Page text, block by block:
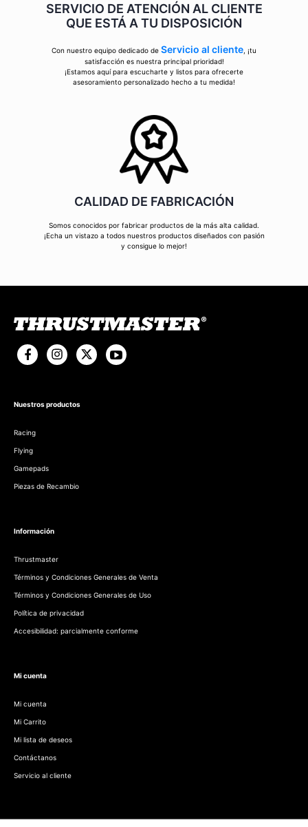
SERVICIO DE ATENCIÓN AL CLIENTE
QUE ESTÁ A TU DISPOSICIÓN
Con nuestro equipo dedicado de Servicio al cliente , ¡tu
satisfacción es nuestra principal prioridad!
¡Estamos aquí para escucharte y listos para ofrecerte
asesoramiento personalizado hecho a tu medida!
CALIDAD DE FABRICACIÓN
Somos conocidos por fabricar productos de la más alta calidad.
¡Echa un vistazo a todos nuestros productos diseñados con pasión
y consigue lo mejor!
Nuestros productos
Racing
Flying
Gamepads
Piezas de Recambio
Información
Thrustmaster
Términos y Condiciones Generales de Venta
Términos y Condiciones Generales de Uso
Política de privacidad
Accesibilidad: parcialmente conforme
Mi cuenta
Mi cuenta
Mi Carrito
Mi lista de deseos
Contáctanos
Servicio al cliente